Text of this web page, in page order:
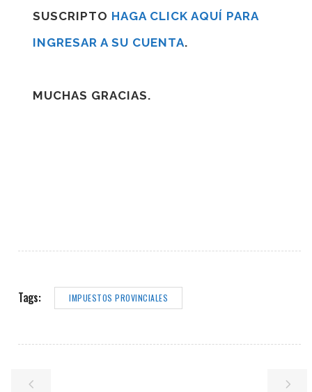
SUSCRIPTO HAGA CLICK AQUÍ PARA
INGRESAR A SU CUENTA.
MUCHAS GRACIAS.
Tags: IMPUESTOS PROVINCIALES